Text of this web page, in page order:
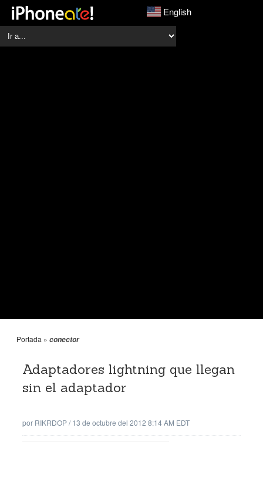
English
Portada » conector
Adaptadores lightning que llegan
sin el adaptador
por RIKRDOP/13 de octubre del 2012 8:14 AM EDT